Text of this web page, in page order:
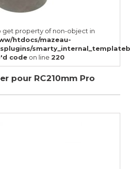
get property of non-object in
htdocs/mazeau-
code on line 220
pour RC210mm Pro